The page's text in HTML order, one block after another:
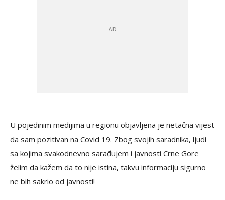
U pojedinim medijima u regionu objavljena je netačna vijest
da sam pozitivan na Covid 19. Zbog svojih saradnika, ljudi
sa kojima svakodnevno sarađujem i javnosti Crne Gore
želim da kažem da to nije istina, takvu informaciju sigurno
ne bih sakrio od javnosti!